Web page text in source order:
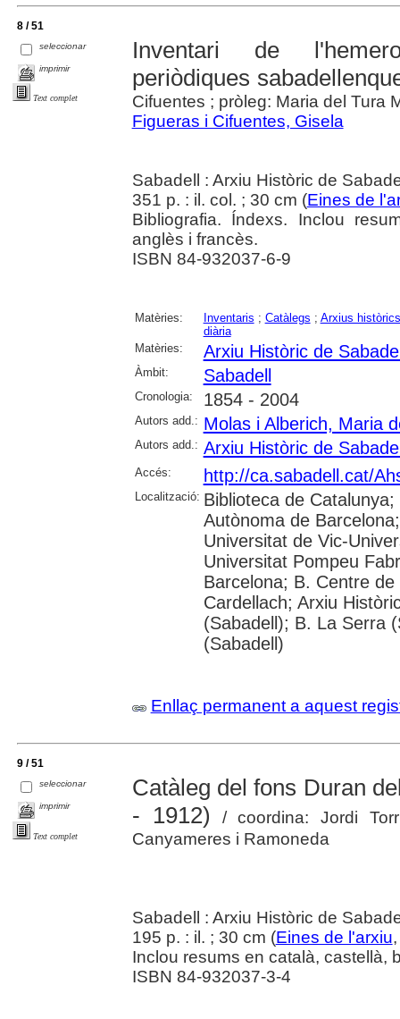
8 / 51
seleccionar
imprimir
Text complet
Inventari de
periòdiques
Cifuentes ; pròleg: Maria del Tura
Figueras i Cifuentes, Gisela
Sabadell : Arxiu Històric de
351 p. : il. col. ; 30 cm (Eines de
Bibliografia. Índexs. Inclou
anglès i francès.
ISBN 84-932037-6-9
Matèries: Inventaris ; Catàlegs ; Arxius històrics
diària
Matèries:
Arxiu Històric de
Àmbit: Sabadell
Cronologia: 1854 - 2004
Autors add.: Molas i Alberich, Maria
Autors add.: Arxiu Històric de
Accés: http://ca.sabadell.cat/
Localització: Biblioteca de
Autònoma de
Universitat de Vic-
Universitat Pompeu
Barcelona; B. Centre
Cardellach; Arxiu
(Sabadell); B. La Serra
(Sabadell)
Enllaç permanent a aquest
9 / 51
seleccionar
imprimir
Text complet
Catàleg del fons Duran
- 1912)
/ coordina: Jordi
Canyameres i Ramoneda
Sabadell : Arxiu Històric de
195 p. : il. ; 30 cm (Eines de l'arxiu
Inclou resums en català, castellà,
ISBN 84-932037-3-4